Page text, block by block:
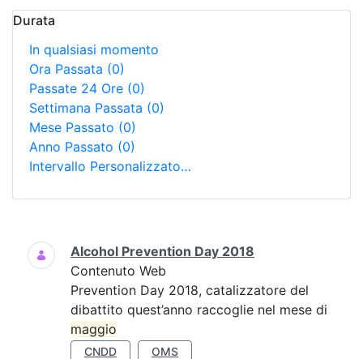
Durata
In qualsiasi momento
Ora Passata (0)
Passate 24 Ore (0)
Settimana Passata (0)
Mese Passato (0)
Anno Passato (0)
Intervallo Personalizzato…
Ricerca
Alcohol Prevention Day 2018
Contenuto Web
Prevention Day 2018, catalizzatore del
dibattito quest’anno raccoglie nel mese di
maggio
CNDD
OMS